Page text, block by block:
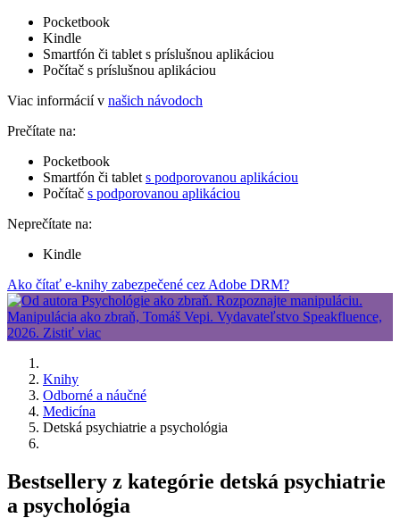
Pocketbook
Kindle
Smartfón či tablet s príslušnou aplikáciou
Počítač s príslušnou aplikáciou
Viac informácií v našich návodoch
Prečítate na:
Pocketbook
Smartfón či tablet s podporovanou aplikáciou
Počítač s podporovanou aplikáciou
Neprečítate na:
Kindle
Ako čítať e-knihy zabezpečené cez Adobe DRM?
Knihy
Odborné a náučné
Medicína
Detská psychiatrie a psychológia
Bestsellery z kategórie detská psychiatrie
a psychológia